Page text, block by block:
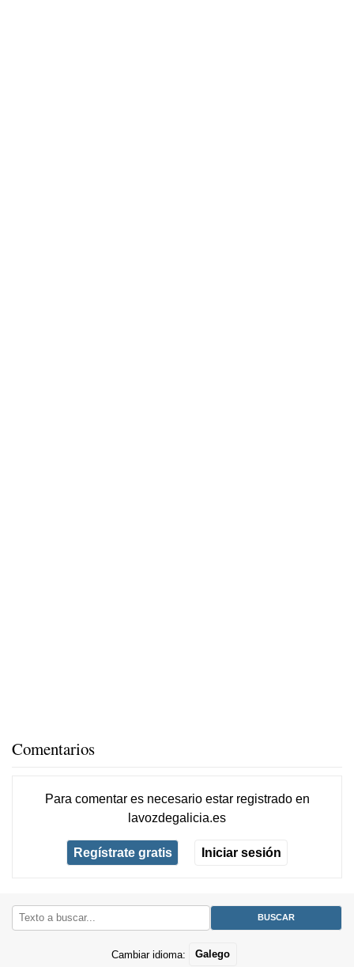
Comentarios
Para comentar es necesario estar registradoen
lavozdegalicia.es
Regístrate gratis Iniciar sesión
Cambiar idioma: Galego